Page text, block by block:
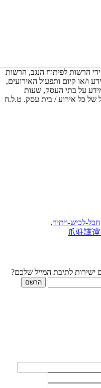
הרשות לפיתוח הנגב, הרשות
ו/או קיום ותפעול האירועים,
מידע על בתי העסק, שעות
של כל אירוע / בית עסק. ט.ל.ח
חבל-לכיש-ויתיר,
爪驻讜
ישירות לתיבת המייל שלכם?